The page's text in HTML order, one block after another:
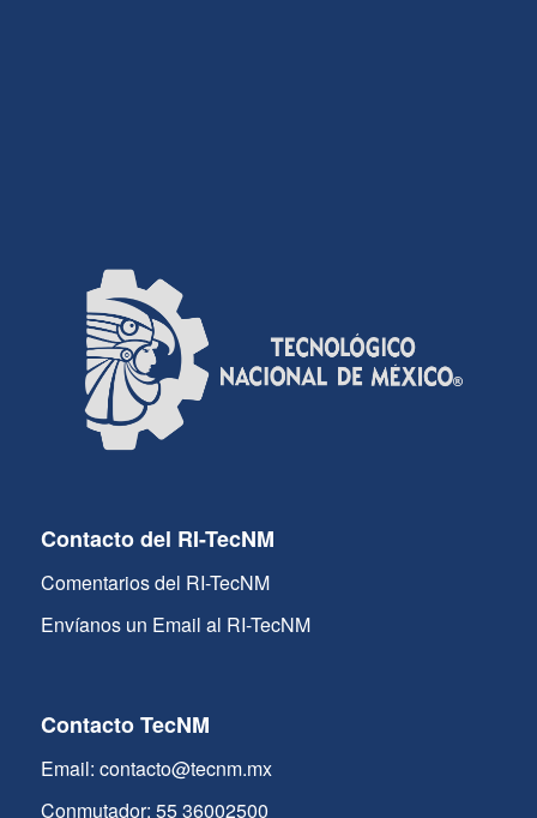
Contacto del RI-TecNM
Comentarios del RI-TecNM
Envíanos un Email al RI-TecNM
Contacto TecNM
Email: contacto@tecnm.mx
Conmutador: 55 36002500